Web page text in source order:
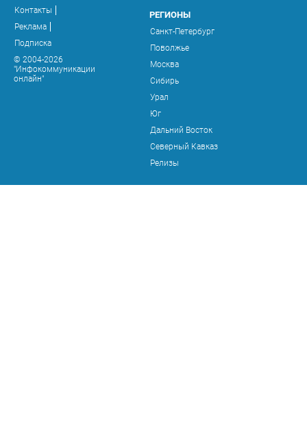
Контакты
Реклама
Подписка
© 2004-2026
"Инфокоммуникации
онлайн"
РЕГИОНЫ
Санкт-Петербург
Поволжье
Москва
Сибирь
Урал
Юг
Дальний Восток
Северный Кавказ
Релизы